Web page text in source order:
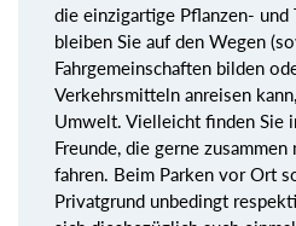
die einzigartige Pflanzen- und
bleiben Sie auf den Wegen
Fahrgemeinschaften bilden
Verkehrsmitteln anreisen
Umwelt. Vielleicht finden Sie
Freunde, die gerne
fahren. Beim Parken vor Ort
Privatgrund unbedingt